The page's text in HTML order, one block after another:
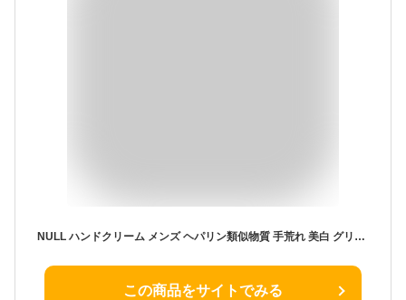
NULL ハンドクリーム メンズ ヘパリン類似物質 手荒れ 美白 グリーンティー 医薬部外品 40g (40g, グリーンティー)
この商品をサイトでみる